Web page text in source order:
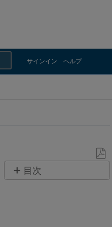
サインイン ヘルプ
と
目次